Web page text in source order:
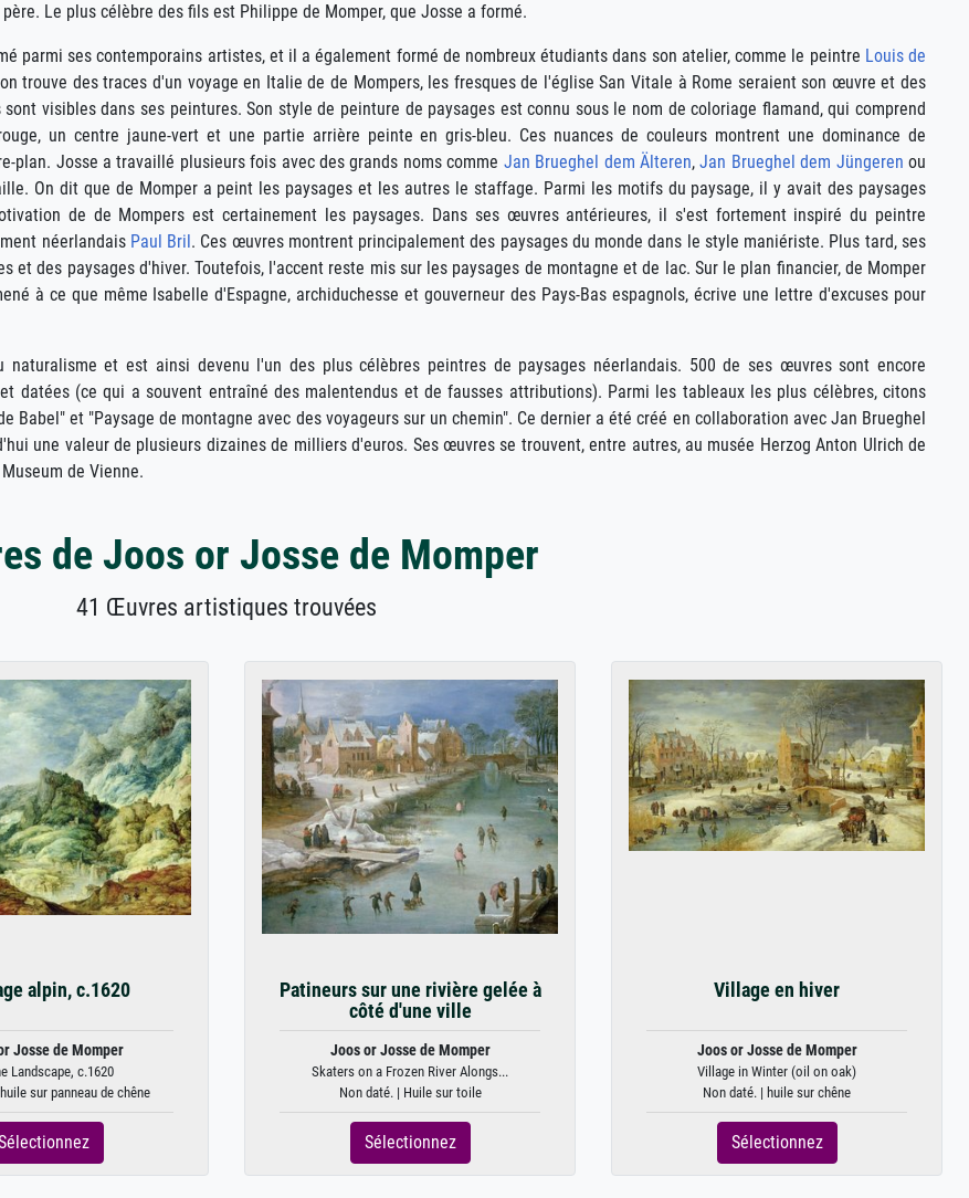
Le plus célèbre des fils est Philippe de Momper, que Josse a formé.
parmi ses contemporains artistes, et il a également formé de nombreux étudiants dans son atelier, comme le peintre Louis de
trouve des traces d'un voyage en Italie de de Mompers, les fresques de l'église San Vitale à Rome seraient son œuvre et des
visibles dans ses peintures. Son style de peinture de paysages est connu sous le nom de coloriage flamand, qui comprend
un centre jaune-vert et une partie arrière peinte en gris-bleu. Ces nuances de couleurs montrent une dominance de
Josse a travaillé plusieurs fois avec des grands noms comme Jan Brueghel dem Älteren,Jan Brueghel dem Jüngeren ou
On dit que de Momper a peint les paysages et les autres le staffage. Parmi les motifs du paysage, il y avait des paysages
de de Mompers est certainement les paysages. Dans ses œuvres antérieures, il s'est fortement inspiré du peintre
néerlandais Paul Bril. Ces œuvres montrent principalement des paysages du monde dans le style maniériste. Plus tard, ses
des paysages d'hiver. Toutefois, l'accent reste mis sur les paysages de montagne et de lac. Sur le plan financier, de Momper
à ce que même Isabelle d'Espagne, archiduchesse et gouverneur des Pays-Bas espagnols, écrive une lettre d'excuses pour
et est ainsi devenu l'un des plus célèbres peintres de paysages néerlandais. 500 de ses œuvres sont encore
datées (ce qui a souvent entraîné des malentendus et de fausses attributions). Parmi les tableaux les plus célèbres, citons
Babel" et "Paysage de montagne avec des voyageurs sur un chemin". Ce dernier a été créé en collaboration avec Jan Brueghel
une valeur de plusieurs dizaines de milliers d'euros. Ses œuvres se trouvent, entre autres, au musée Herzog Anton Ulrich de
de Vienne.
de Joos or Josse de Momper
41 Œuvres artistiques trouvées
alpin, c.1620
Josse de Momper
Landscape, c.1620
sur panneau de chêne
Patineurs sur une rivière gelée à
côté d'une ville
Joos or Josse de Momper
Skaters on a Frozen River Alongs...
Non daté. | Huile sur toile
Sélectionnez
Village en hiver
Joos or Josse de Momper
Village in Winter (oil on oak)
Non daté. | huile sur chêne
Sélectionnez